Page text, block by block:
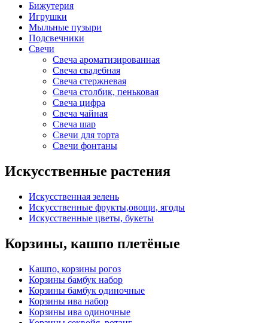
Бижутерия
Игрушки
Мыльные пузыри
Подсвечники
Свечи
Свеча ароматизированная
Свеча свадебная
Свеча стержневая
Свеча столбик, пеньковая
Свеча цифра
Свеча чайная
Свеча шар
Свечи для торта
Свечи фонтаны
Искусственные растения
Искусственная зелень
Искусственные фрукты,овощи, ягоды
Искусственные цветы, букеты
Корзины, кашпо плетёные
Кашпо, корзины рогоз
Корзины бамбук набор
Корзины бамбук одиночные
Корзины ива набор
Корзины ива одиночные